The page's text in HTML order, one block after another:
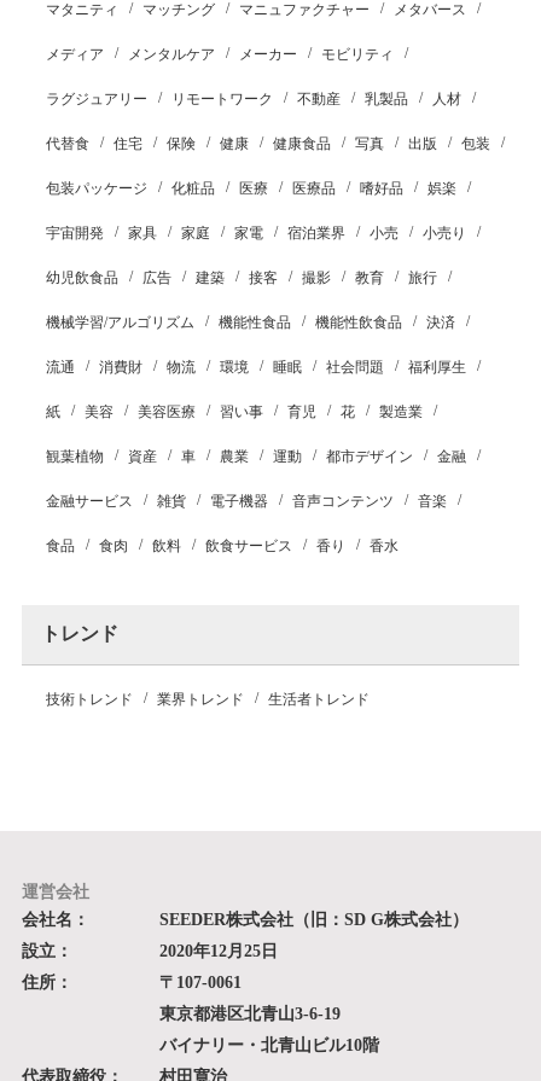
マタニティ マッチング マニュファクチャー メタバース
メディア メンタルケア メーカー モビリティ
ラグジュアリー リモートワーク 不動産 乳製品 人材
代替食 住宅 保険 健康 健康食品 写真 出版 包装
包装パッケージ 化粧品 医療 医療品 嗜好品 娯楽
宇宙開発 家具 家庭 家電 宿泊業界 小売 小売り
幼児飲食品 広告 建築 接客 撮影 教育 旅行
機械学習/アルゴリズム 機能性食品 機能性飲食品 決済
流通 消費財 物流 環境 睡眠 社会問題 福利厚生
紙 美容 美容医療 習い事 育児 花 製造業
観葉植物 資産 車 農業 運動 都市デザイン 金融
金融サービス 雑貨 電子機器 音声コンテンツ 音楽
食品 食肉 飲料 飲食サービス 香り 香水
トレンド
技術トレンド 業界トレンド 生活者トレンド
運営会社
会社名：
SEEDER株式会社（旧：SD G株式会社）
設立：
2020年12月25日
住所：
〒107-0061
東京都港区北青山3-6-19
バイナリー・北青山ビル10階
代表取締役：
村田寛治